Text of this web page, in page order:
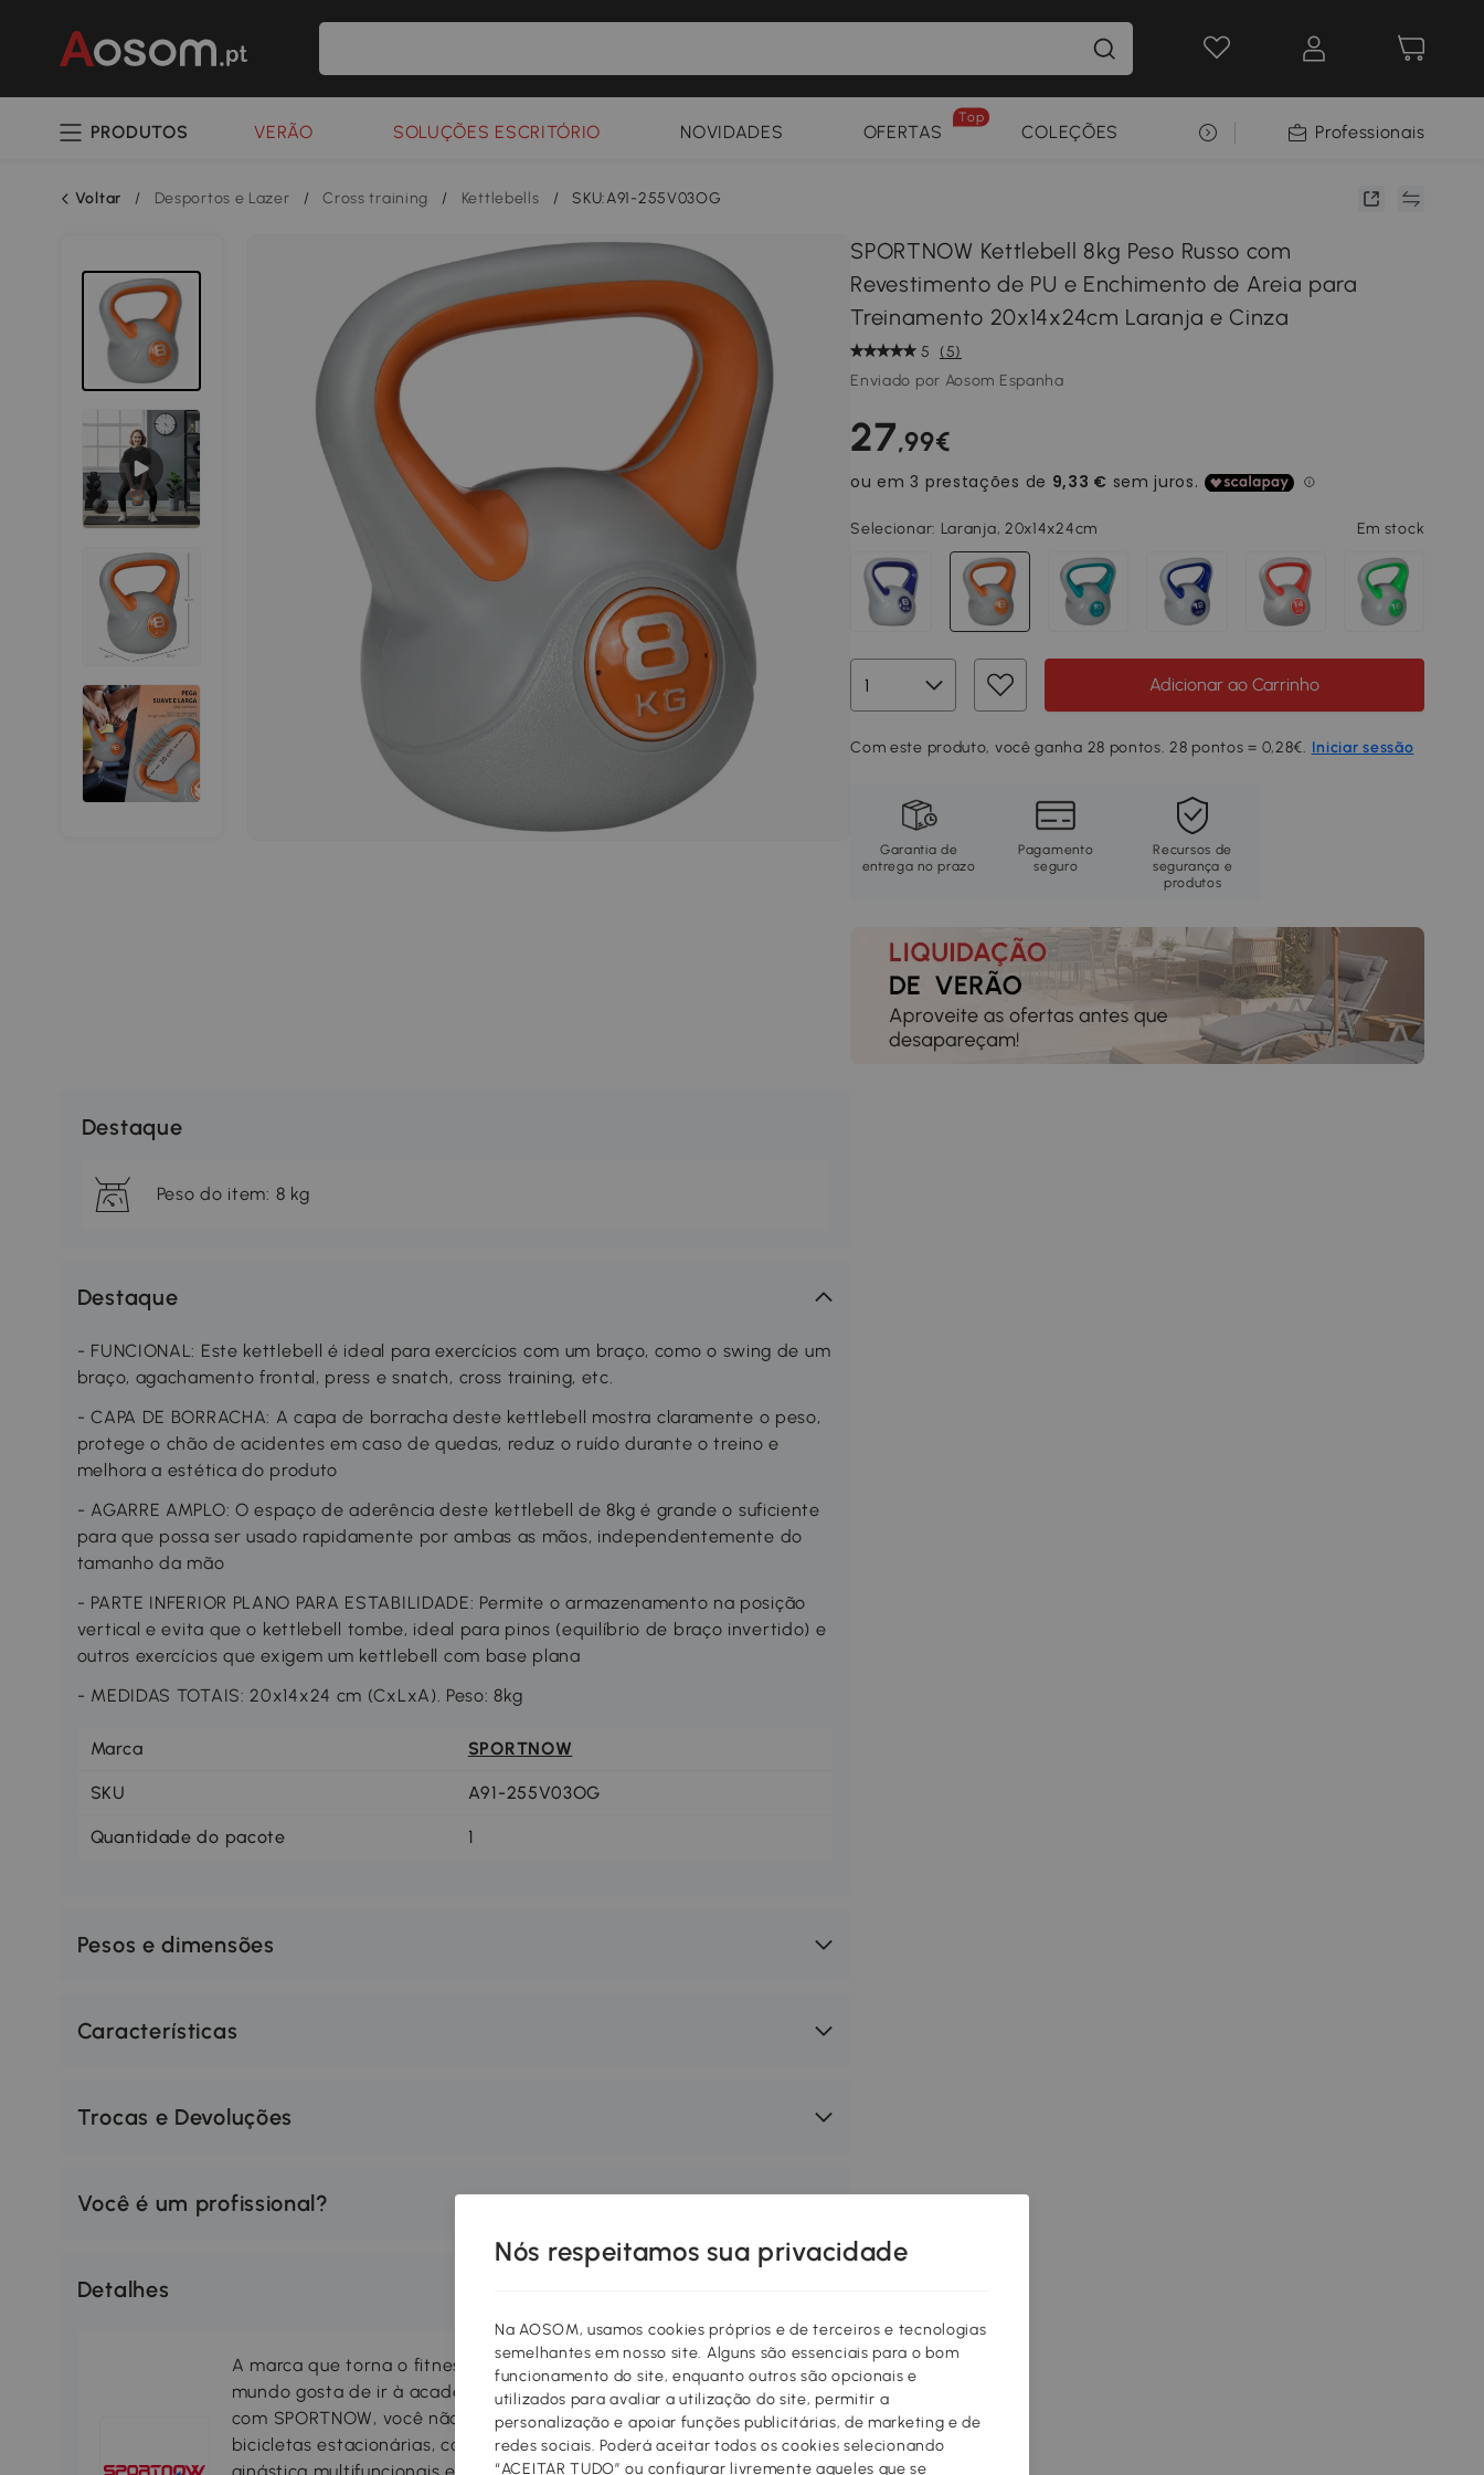
PRODUTOS VERÃO SOLUÇÕES ESCRITÓRIO NOVIDADES OFERTAS
Top
COLEÇÕES SELEÇÃO PREMIUMProfessionais
Voltar / Desportos e Lazer / Cross training / Kettlebells / SKU:A91-255V03OG
SPORTNOW Kettlebell 8kg Peso Russo com
Revestimento de PU e Enchimento de Areia para
Treinamento 20x14x24cm Laranja e Cinza
5
(5)
Enviado por Aosom Espanha
27,99€
Selecionar: Laranja, 20x14x24cm Em stock
Adicionar ao Carrinho
Com este produto, você ganha 28 pontos. 28 pontos = 0,28€. Iniciar sessão
Garantia de
entrega no prazo
Pagamento
seguro
Recursos de
segurança e
produtos
Destaque
Peso do item: 8 kg
Destaque
- FUNCIONAL: Este kettlebell é ideal para exercícios com um braço, como o swing de um
braço, agachamento frontal, press e snatch, cross training, etc.
- CAPA DE BORRACHA: A capa de borracha deste kettlebell mostra claramente o peso,
protege o chão de acidentes em caso de quedas, reduz o ruído durante o treino e
melhora a estética do produto
- AGARRE AMPLO: O espaço de aderência deste kettlebell de 8kg é grande o suficiente
para que possa ser usado rapidamente por ambas as mãos, independentemente do
tamanho da mão
- PARTE INFERIOR PLANO PARA ESTABILIDADE: Permite o armazenamento na posição
vertical e evita que o kettlebell tombe, ideal para pinos (equilíbrio de braço invertido) e
outros exercícios que exigem um kettlebell com base plana
- MEDIDAS TOTAIS: 20x14x24 cm (CxLxA). Peso: 8kg
Marca SPORTNOW
SKU A91-255V03OG
Quantidade do pacote 1
Pesos e dimensões
Características
Trocas e Devoluções
Você é um profissional?
Detalhes
A marca que torna o fitness fácil e acessível para todos. Nem todo
mundo gosta de ir à academia ou dar uma volta no quarteirão;
com SPORTNOW, você não precisará. Com nossas esteiras,
bicicletas estacionárias, conjuntos de halteres, estações de
Nós respeitamos sua privacidade
Na AOSOM, usamos cookies próprios e de terceiros e tecnologias
semelhantes em nosso site. Alguns são essenciais para o bom
funcionamento do site, enquanto outros são opcionais e
utilizados para avaliar a utilização do site, permitir a
personalização e apoiar funções publicitárias, de marketing e de
redes sociais. Poderá aceitar todos os cookies selecionando
“ACEITAR TUDO” ou configurar livremente aqueles que se